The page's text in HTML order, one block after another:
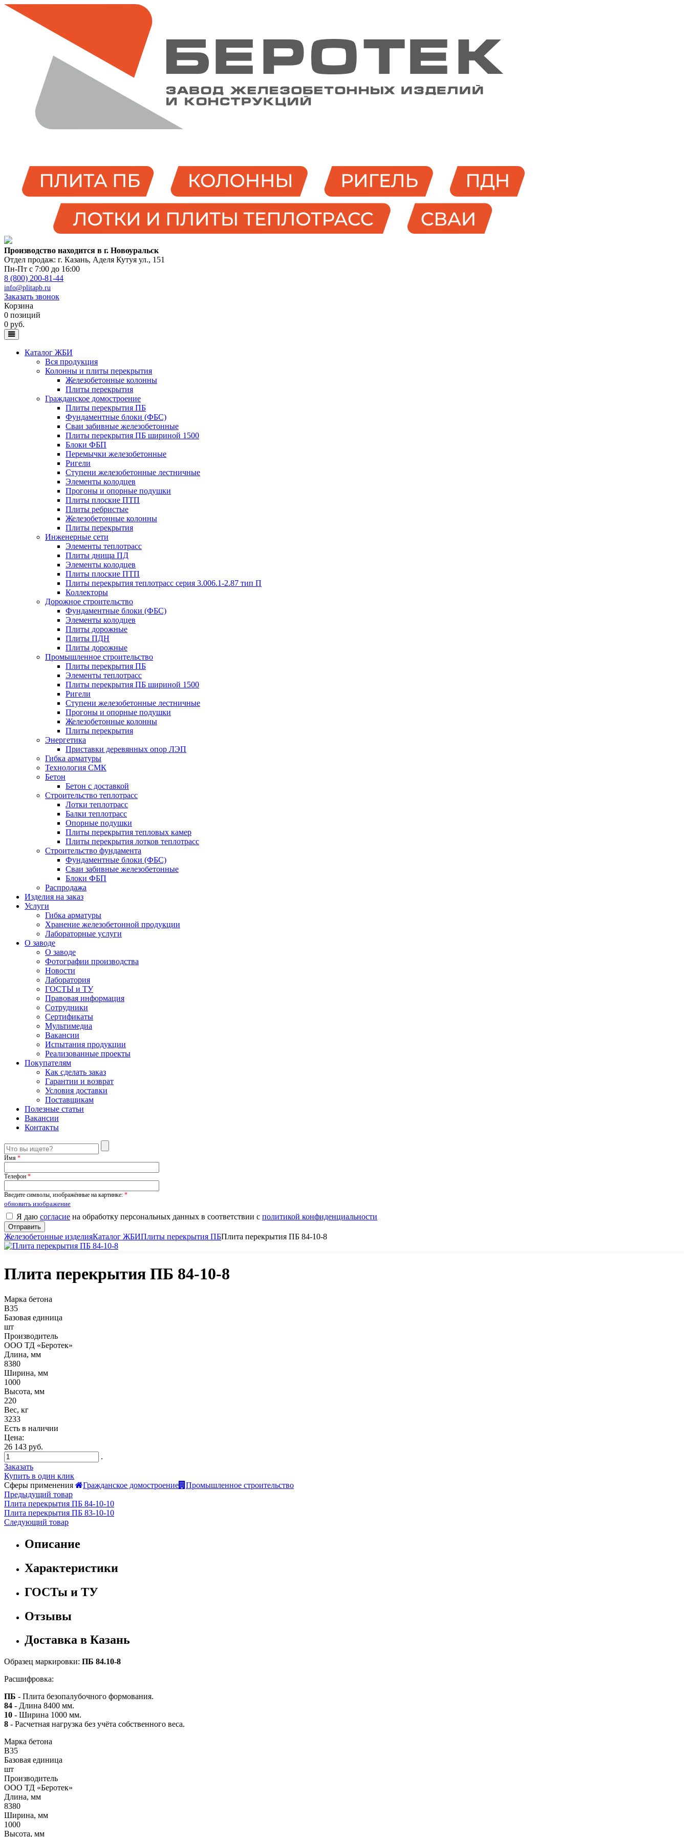
Производство находится в г. Новоуральск
Отдел продаж: г. Казань, Аделя Кутуя ул., 151
Пн-Пт с 7:00 до 16:00
8 (800) 200-81-44
info@plitapb.ru
Заказать звонок
Корзина
0 позиций
0 руб.
Каталог ЖБИ
Вся продукция
Колонны и плиты перекрытия
Железобетонные колонны
Плиты перекрытия
Гражданское домостроение
Плиты перекрытия ПБ
Фундаментные блоки (ФБС)
Сваи забивные железобетонные
Плиты перекрытия ПБ шириной 1500
Блоки ФБП
Перемычки железобетонные
Ригели
Ступени железобетонные лестничные
Элементы колодцев
Прогоны и опорные подушки
Плиты плоские ПТП
Плиты ребристые
Железобетонные колонны
Плиты перекрытия
Инженерные сети
Элементы теплотрасс
Плиты днища ПД
Элементы колодцев
Плиты плоские ПТП
Плиты перекрытия теплотрасс серия 3.006.1-2.87 тип П
Коллекторы
Дорожное строительство
Фундаментные блоки (ФБС)
Элементы колодцев
Плиты дорожные
Плиты ПДН
Плиты дорожные
Промышленное строительство
Плиты перекрытия ПБ
Элементы теплотрасс
Плиты перекрытия ПБ шириной 1500
Ригели
Ступени железобетонные лестничные
Прогоны и опорные подушки
Железобетонные колонны
Плиты перекрытия
Энергетика
Приставки деревянных опор ЛЭП
Гибка арматуры
Технология СМК
Бетон
Бетон с доставкой
Строительство теплотрасс
Лотки теплотрасс
Балки теплотрасс
Опорные подушки
Плиты перекрытия тепловых камер
Плиты перекрытия лотков теплотрасс
Строительство фундамента
Фундаментные блоки (ФБС)
Сваи забивные железобетонные
Блоки ФБП
Распродажа
Изделия на заказ
Услуги
Гибка арматуры
Хранение железобетонной продукции
Лабораторные услуги
О заводе
О заводе
Фотографии производства
Новости
Лаборатория
ГОСТЫ и ТУ
Правовая информация
Сотрудники
Сертификаты
Мультимедиа
Вакансии
Испытания продукции
Реализованные проекты
Покупателям
Как сделать заказ
Гарантии и возврат
Условия доставки
Поставщикам
Полезные статьи
Вакансии
Контакты
Имя *
Телефон *
Введите символы, изображённые на картинке: *
обновить изображение
Я даю согласие на обработку персональных данных в соответствии с политикой конфиденциальности
Железобетонные изделияКаталог ЖБИПлиты перекрытия ПБПлита перекрытия ПБ 84-10-8
Плита перекрытия ПБ 84-10-8
Марка бетона
B35
Базовая единица
шт
Производитель
ООО ТД «Беротек»
Длина, мм
8380
Ширина, мм
1000
Высота, мм
220
Вес, кг
3233
Есть в наличии
Цена:
26 143 руб.
.
Заказать
Купить в один клик
Сферы применения
Гражданское домостроение
Промышленное строительство
Предыдущий товар
Плита перекрытия ПБ 84-10-10
Плита перекрытия ПБ 83-10-10
Следующий товар
Описание
Характеристики
ГОСТы и ТУ
Отзывы
Доставка в Казань
Образец маркировки: ПБ 84.10-8
Расшифровка:
ПБ - Плита безопалубочного формования.
84 - Длина 8400 мм.
10 - Ширина 1000 мм.
8 - Расчетная нагрузка без учёта собственного веса.
Марка бетона
B35
Базовая единица
шт
Производитель
ООО ТД «Беротек»
Длина, мм
8380
Ширина, мм
1000
Высота, мм